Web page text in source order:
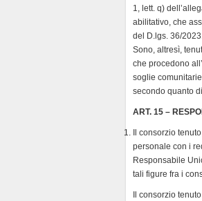
1, lett. q)
abilitativo, che
del D.lgs. 36/2023.
Sono, altresì,
che procedono
soglie
secondo quanto
ART. 15 –
Il consorzio
personale con i
Responsabile
tali figure fra i
Il consorzio